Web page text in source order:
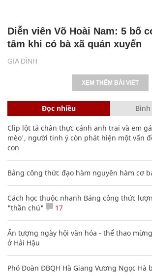
GIA ĐÌNH
Diễn viên Võ Hoài Nam: 5 bố
tâm khi có bà xã quán xuyến
XEM THÊM BÀI VIẾT
Đọc nhiều
Clip lột tả chân thực cảnh anh trai và em
mèo', người tinh ý còn phát hiện một vấn
con
Bảng công thức đạo hàm nguyên hàm cơ
Cách học thuộc nhanh Bảng công thức
"thần chú"
17
Ấn tượng ngày hội văn hóa - thể thao
ở Hải Hậu
Phó Đoàn ĐBQH Hà Giang Vương Ngọc Hà